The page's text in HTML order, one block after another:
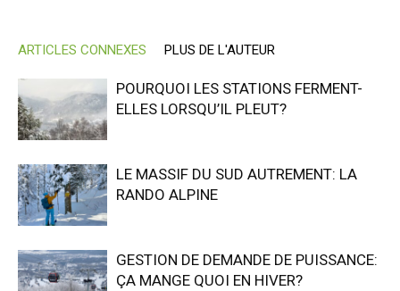
ARTICLES CONNEXES PLUS DE L'AUTEUR
POURQUOI LES STATIONS FERMENT-
ELLES LORSQU’IL PLEUT?
LE MASSIF DU SUD AUTREMENT: LA
RANDO ALPINE
GESTION DE DEMANDE DE PUISSANCE:
ÇA MANGE QUOI EN HIVER?